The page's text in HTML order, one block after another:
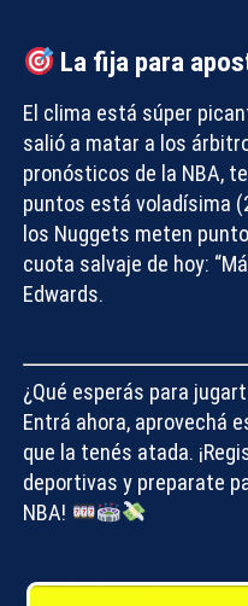
La fija para
El clima está súper
salió a matar a los
pronósticos de la NBA,
puntos está voladísima
los Nuggets meten
cuota salvaje de hoy:
Edwards.
¿Qué esperás para
Entrá ahora, aprovechá
que la tenés atada.
deportivas y preparate
NBA!